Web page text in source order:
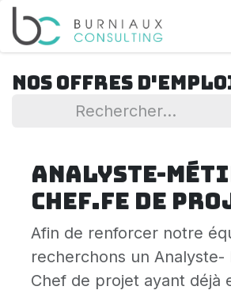
Se rendre au contenu
Nos offres
Analyste-
Chef.fe de
Afin de renforcer notre
recherchons un
Chef de projet ayant déjà